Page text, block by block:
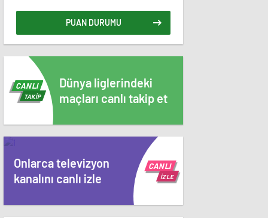
PUAN DURUMU
Dünya liglerindeki
maçları canlı takip et
CANLI
TAKİP
Onlarca televizyon
kanalını canlı izle
CANLI
İZLE